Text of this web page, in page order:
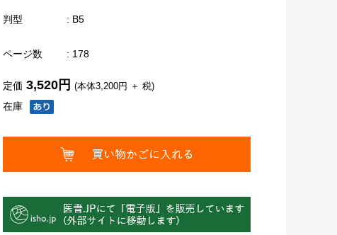
判型 : B5
ページ数 : 178
在庫
定価 3,520円 (本体3,200円 ＋ 税)